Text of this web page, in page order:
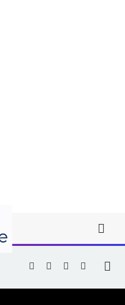
Facebook
X
(Twitter)
Instagram
YouTube